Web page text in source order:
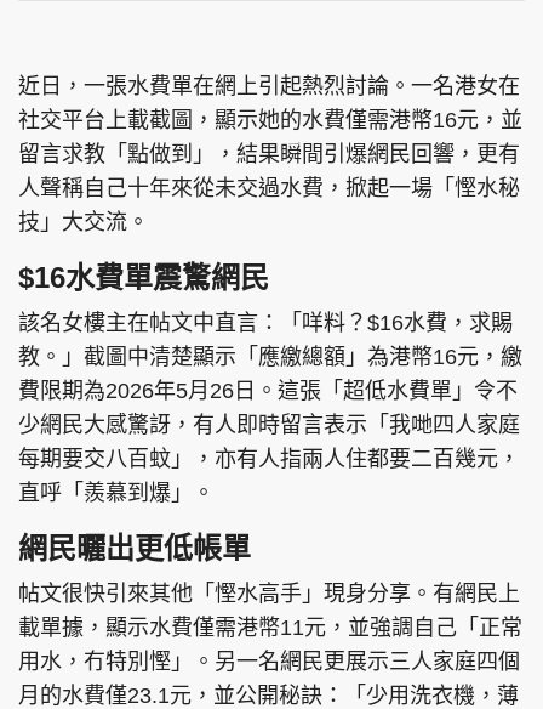
東周刊 cazbuyer 東Touch
頭條日報 星島環球 The Standard
親子王
頭條搵工 EDUPLUS
近日，一張水費單在網上引起熱烈討論。一名港女在
社交平台上載截圖，顯示她的水費僅需港幣16元，並
留言求教「點做到」，結果瞬間引爆網民回響，更有
人聲稱自己十年來從未交過水費，掀起一場「慳水秘
技」大交流。
$16水費單震驚網民
該名女樓主在帖文中直言：「咩料？$16水費，求賜
教。」截圖中清楚顯示「應繳總額」為港幣16元，繳
費限期為2026年5月26日。這張「超低水費單」令不
少網民大感驚訝，有人即時留言表示「我哋四人家庭
每期要交八百蚊」，亦有人指兩人住都要二百幾元，
直呼「羨慕到爆」。
網民曬出更低帳單
帖文很快引來其他「慳水高手」現身分享。有網民上
載單據，顯示水費僅需港幣11元，並強調自己「正常
用水，冇特別慳」。另一名網民更展示三人家庭四個
月的水費僅23.1元，並公開秘訣：「少用洗衣機，薄